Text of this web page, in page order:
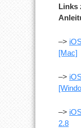
Links
–>
[Mac]
–>
–>
2.8